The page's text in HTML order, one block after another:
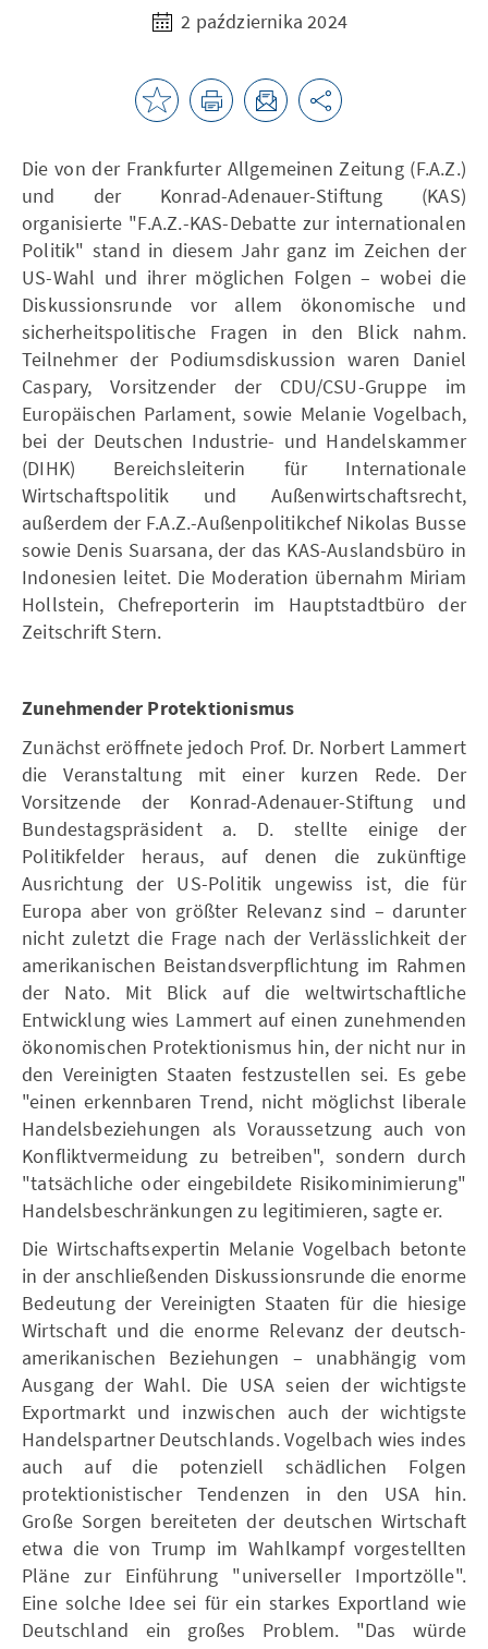
2 października 2024
Die von der Frankfurter Allgemeinen Zeitung (F.A.Z.)
und der Konrad-Adenauer-Stiftung (KAS)
organisierte "F.A.Z.-KAS-Debatte zur internationalen
Politik" stand in diesem Jahr ganz im Zeichen der
US-Wahl und ihrer möglichen Folgen – wobei die
Diskussionsrunde vor allem ökonomische und
sicherheitspolitische Fragen in den Blick nahm.
Teilnehmer der Podiumsdiskussion waren Daniel
Caspary, Vorsitzender der CDU/CSU-Gruppe im
Europäischen Parlament, sowie Melanie Vogelbach,
bei der Deutschen Industrie- und Handelskammer
(DIHK) Bereichsleiterin für Internationale
Wirtschaftspolitik und Außenwirtschaftsrecht,
außerdem der F.A.Z.-Außenpolitikchef Nikolas Busse
sowie Denis Suarsana, der das KAS-Auslandsbüro in
Indonesien leitet. Die Moderation übernahm Miriam
Hollstein, Chefreporterin im Hauptstadtbüro der
Zeitschrift Stern.
Zunehmender Protektionismus
Zunächst eröffnete jedoch Prof. Dr. Norbert Lammert
die Veranstaltung mit einer kurzen Rede. Der
Vorsitzende der Konrad-Adenauer-Stiftung und
Bundestagspräsident a. D. stellte einige der
Politikfelder heraus, auf denen die zukünftige
Ausrichtung der US-Politik ungewiss ist, die für
Europa aber von größter Relevanz sind – darunter
nicht zuletzt die Frage nach der Verlässlichkeit der
amerikanischen Beistandsverpflichtung im Rahmen
der Nato. Mit Blick auf die weltwirtschaftliche
Entwicklung wies Lammert auf einen zunehmenden
ökonomischen Protektionismus hin, der nicht nur in
den Vereinigten Staaten festzustellen sei. Es gebe
"einen erkennbaren Trend, nicht möglichst liberale
Handelsbeziehungen als Voraussetzung auch von
Konfliktvermeidung zu betreiben", sondern durch
"tatsächliche oder eingebildete Risikominimierung"
Handelsbeschränkungen zu legitimieren, sagte er.
Die Wirtschaftsexpertin Melanie Vogelbach betonte
in der anschließenden Diskussionsrunde die enorme
Bedeutung der Vereinigten Staaten für die hiesige
Wirtschaft und die enorme Relevanz der deutsch-
amerikanischen Beziehungen – unabhängig vom
Ausgang der Wahl. Die USA seien der wichtigste
Exportmarkt und inzwischen auch der wichtigste
Handelspartner Deutschlands. Vogelbach wies indes
auch auf die potenziell schädlichen Folgen
protektionistischer Tendenzen in den USA hin.
Große Sorgen bereiteten der deutschen Wirtschaft
etwa die von Trump im Wahlkampf vorgestellten
Pläne zur Einführung "universeller Importzölle".
Eine solche Idee sei für ein starkes Exportland wie
Deutschland ein großes Problem. "Das würde